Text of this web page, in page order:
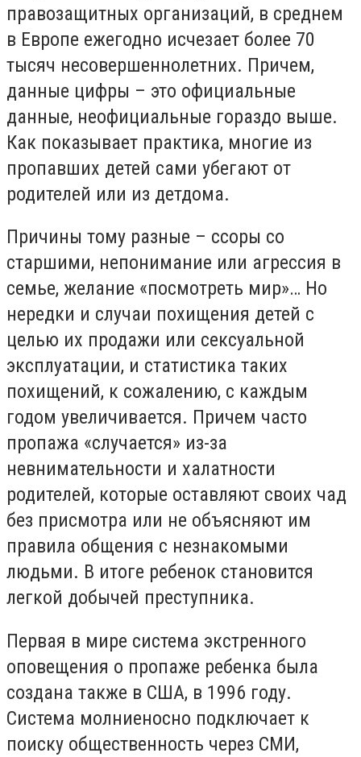
правозащитных организаций, в среднем
в Европе ежегодно исчезает более 70
тысяч несовершеннолетних. Причем,
данные цифры – это официальные
данные, неофициальные гораздо выше.
Как показывает практика, многие из
пропавших детей сами убегают от
родителей или из детдома.
Причины тому разные – ссоры со
старшими, непонимание или агрессия в
семье, желание «посмотреть мир»… Но
нередки и случаи похищения детей с
целью их продажи или сексуальной
эксплуатации, и статистика таких
похищений, к сожалению, с каждым
годом увеличивается. Причем часто
пропажа «случается» из-за
невнимательности и халатности
родителей, которые оставляют своих чад
без присмотра или не объясняют им
правила общения с незнакомыми
людьми. В итоге ребенок становится
легкой добычей преступника.
Первая в мире система экстренного
оповещения о пропаже ребенка была
создана также в США, в 1996 году.
Система молниеносно подключает к
поиску общественность через СМИ,